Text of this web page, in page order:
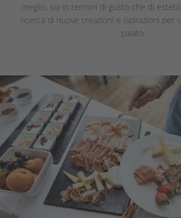
meglio, sia in termini di gusto che di
ricerca di nuove creazioni e ispirazioni per
palato.